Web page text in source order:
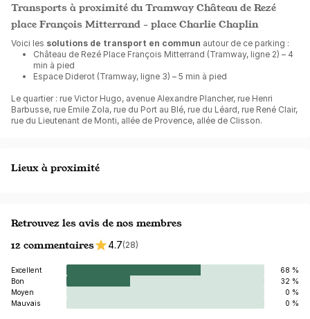
Transports à proximité du Tramway Château de Rezé
place François Mitterrand - place Charlie Chaplin
Voici les solutions de transport en commun autour de ce parking :
Château de Rezé Place François Mitterrand (Tramway, ligne 2) – 4
min à pied
Espace Diderot (Tramway, ligne 3) – 5 min à pied
Le quartier : rue Victor Hugo, avenue Alexandre Plancher, rue Henri
Barbusse, rue Emile Zola, rue du Port au Blé, rue du Léard, rue René Clair,
rue du Lieutenant de Monti, allée de Provence, allée de Clisson.
Lieux à proximité
Retrouvez les avis de nos membres
12 commentaires
4.7(28)
Excellent
68 %
Bon
32 %
Moyen
0 %
Mauvais
0 %